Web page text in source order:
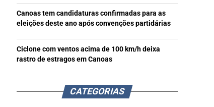
Canoas tem candidaturas confirmadas para as
eleições deste ano após convenções partidárias
Ciclone com ventos acima de 100 km/h deixa
rastro de estragos em Canoas
CATEGORIAS